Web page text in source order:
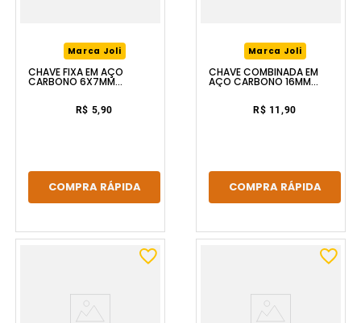
Marca Joli
CHAVE FIXA EM AÇO
CARBONO 6X7MM
R$ 5,90
COMPRA RÁPIDA
Marca Joli
CHAVE COMBINADA EM
AÇO CARBONO 16MM
FERRAPLUS
R$ 11,90
COMPRA RÁPIDA